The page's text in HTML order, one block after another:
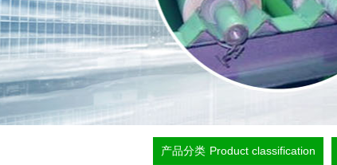
产品分类 Product classification